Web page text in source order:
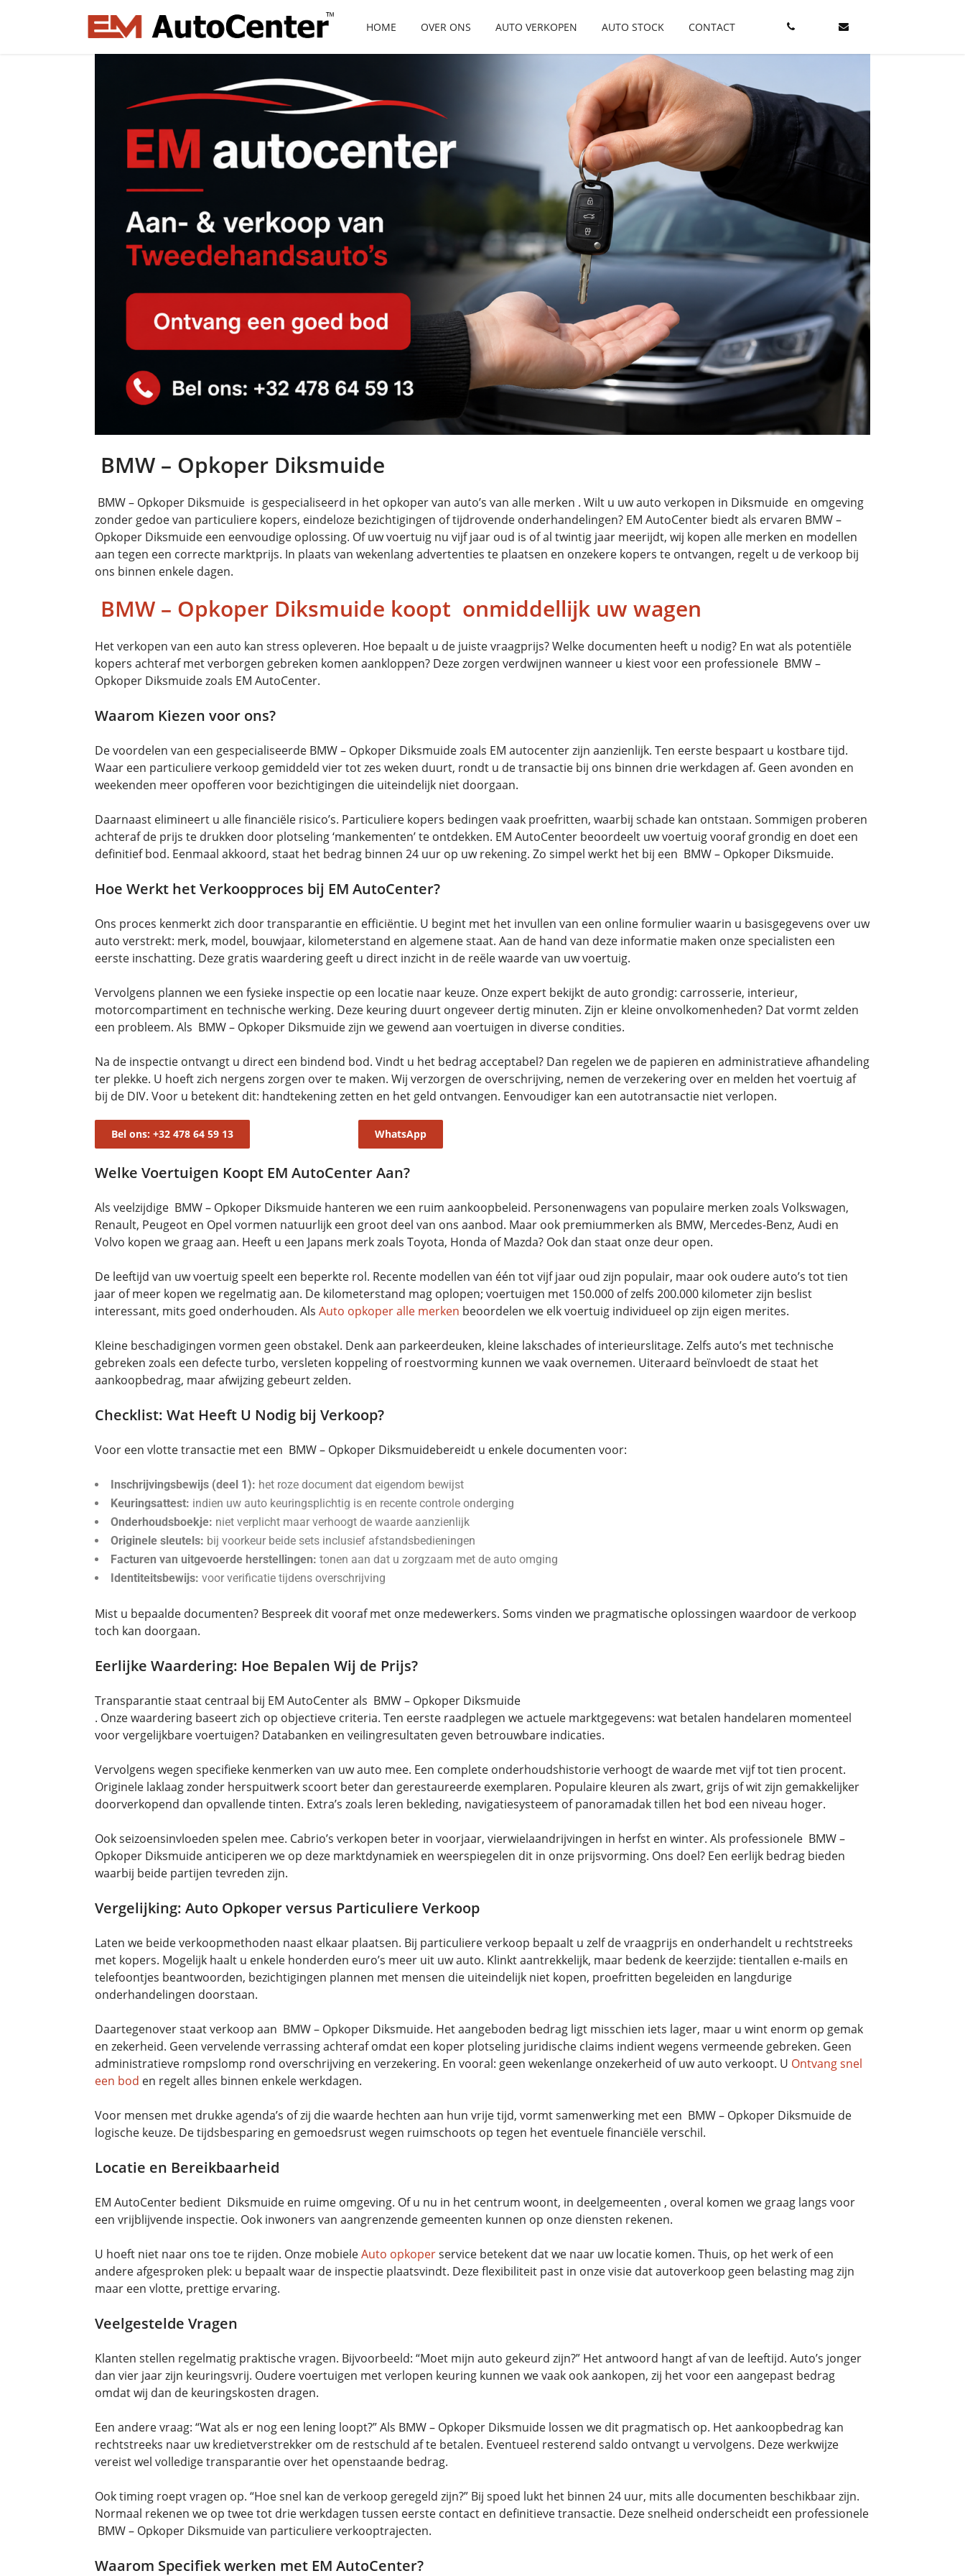
HOME OVER ONS AUTO VERKOPEN AUTO STOCK CONTACT
BMW – Opkoper Diksmuide
BMW – Opkoper Diksmuide is gespecialiseerd in het opkoper van auto’s van alle merken . Wilt u uw auto verkopen in Diksmuide en omgeving
zonder gedoe van particuliere kopers, eindeloze bezichtigingen of tijdrovende onderhandelingen? EM AutoCenter biedt als ervaren BMW –
Opkoper Diksmuide een eenvoudige oplossing. Of uw voertuig nu vijf jaar oud is of al twintig jaar meerijdt, wij kopen alle merken en modellen
aan tegen een correcte marktprijs. In plaats van wekenlang advertenties te plaatsen en onzekere kopers te ontvangen, regelt u de verkoop bij
ons binnen enkele dagen.
BMW – Opkoper Diksmuide koopt onmiddellijk uw wagen
Het verkopen van een auto kan stress opleveren. Hoe bepaalt u de juiste vraagprijs? Welke documenten heeft u nodig? En wat als potentiële
kopers achteraf met verborgen gebreken komen aankloppen? Deze zorgen verdwijnen wanneer u kiest voor een professionele BMW –
Opkoper Diksmuide zoals EM AutoCenter.
Waarom Kiezen voor ons?
De voordelen van een gespecialiseerde BMW – Opkoper Diksmuide zoals EM autocenter zijn aanzienlijk. Ten eerste bespaart u kostbare tijd.
Waar een particuliere verkoop gemiddeld vier tot zes weken duurt, rondt u de transactie bij ons binnen drie werkdagen af. Geen avonden en
weekenden meer opofferen voor bezichtigingen die uiteindelijk niet doorgaan.
Daarnaast elimineert u alle financiële risico’s. Particuliere kopers bedingen vaak proefritten, waarbij schade kan ontstaan. Sommigen proberen
achteraf de prijs te drukken door plotseling ‘mankementen’ te ontdekken. EM AutoCenter beoordeelt uw voertuig vooraf grondig en doet een
definitief bod. Eenmaal akkoord, staat het bedrag binnen 24 uur op uw rekening. Zo simpel werkt het bij een BMW – Opkoper Diksmuide.
Hoe Werkt het Verkoopproces bij EM AutoCenter?
Ons proces kenmerkt zich door transparantie en efficiëntie. U begint met het invullen van een online formulier waarin u basisgegevens over uw
auto verstrekt: merk, model, bouwjaar, kilometerstand en algemene staat. Aan de hand van deze informatie maken onze specialisten een
eerste inschatting. Deze gratis waardering geeft u direct inzicht in de reële waarde van uw voertuig.
Vervolgens plannen we een fysieke inspectie op een locatie naar keuze. Onze expert bekijkt de auto grondig: carrosserie, interieur,
motorcompartiment en technische werking. Deze keuring duurt ongeveer dertig minuten. Zijn er kleine onvolkomenheden? Dat vormt zelden
een probleem. Als BMW – Opkoper Diksmuide zijn we gewend aan voertuigen in diverse condities.
Na de inspectie ontvangt u direct een bindend bod. Vindt u het bedrag acceptabel? Dan regelen we de papieren en administratieve afhandeling
ter plekke. U hoeft zich nergens zorgen over te maken. Wij verzorgen de overschrijving, nemen de verzekering over en melden het voertuig af
bij de DIV. Voor u betekent dit: handtekening zetten en het geld ontvangen. Eenvoudiger kan een autotransactie niet verlopen.
Bel ons: +32 478 64 59 13 WhatsApp
Welke Voertuigen Koopt EM AutoCenter Aan?
Als veelzijdige BMW – Opkoper Diksmuide hanteren we een ruim aankoopbeleid. Personenwagens van populaire merken zoals Volkswagen,
Renault, Peugeot en Opel vormen natuurlijk een groot deel van ons aanbod. Maar ook premiummerken als BMW, Mercedes-Benz, Audi en
Volvo kopen we graag aan. Heeft u een Japans merk zoals Toyota, Honda of Mazda? Ook dan staat onze deur open.
De leeftijd van uw voertuig speelt een beperkte rol. Recente modellen van één tot vijf jaar oud zijn populair, maar ook oudere auto’s tot tien
jaar of meer kopen we regelmatig aan. De kilometerstand mag oplopen; voertuigen met 150.000 of zelfs 200.000 kilometer zijn beslist
interessant, mits goed onderhouden. Als Auto opkoper alle merken beoordelen we elk voertuig individueel op zijn eigen merites.
Kleine beschadigingen vormen geen obstakel. Denk aan parkeerdeuken, kleine lakschades of interieurslitage. Zelfs auto’s met technische
gebreken zoals een defecte turbo, versleten koppeling of roestvorming kunnen we vaak overnemen. Uiteraard beïnvloedt de staat het
aankoopbedrag, maar afwijzing gebeurt zelden.
Checklist: Wat Heeft U Nodig bij Verkoop?
Voor een vlotte transactie met een BMW – Opkoper Diksmuidebereidt u enkele documenten voor:
Inschrijvingsbewijs (deel 1): het roze document dat eigendom bewijst
Keuringsattest: indien uw auto keuringsplichtig is en recente controle onderging
Onderhoudsboekje: niet verplicht maar verhoogt de waarde aanzienlijk
Originele sleutels: bij voorkeur beide sets inclusief afstandsbedieningen
Facturen van uitgevoerde herstellingen: tonen aan dat u zorgzaam met de auto omging
Identiteitsbewijs: voor verificatie tijdens overschrijving
Mist u bepaalde documenten? Bespreek dit vooraf met onze medewerkers. Soms vinden we pragmatische oplossingen waardoor de verkoop
toch kan doorgaan.
Eerlijke Waardering: Hoe Bepalen Wij de Prijs?
Transparantie staat centraal bij EM AutoCenter als BMW – Opkoper Diksmuide
. Onze waardering baseert zich op objectieve criteria. Ten eerste raadplegen we actuele marktgegevens: wat betalen handelaren momenteel
voor vergelijkbare voertuigen? Databanken en veilingresultaten geven betrouwbare indicaties.
Vervolgens wegen specifieke kenmerken van uw auto mee. Een complete onderhoudshistorie verhoogt de waarde met vijf tot tien procent.
Originele laklaag zonder herspuitwerk scoort beter dan gerestaureerde exemplaren. Populaire kleuren als zwart, grijs of wit zijn gemakkelijker
doorverkopend dan opvallende tinten. Extra’s zoals leren bekleding, navigatiesysteem of panoramadak tillen het bod een niveau hoger.
Ook seizoensinvloeden spelen mee. Cabrio’s verkopen beter in voorjaar, vierwielaandrijvingen in herfst en winter. Als professionele BMW –
Opkoper Diksmuide anticiperen we op deze marktdynamiek en weerspiegelen dit in onze prijsvorming. Ons doel? Een eerlijk bedrag bieden
waarbij beide partijen tevreden zijn.
Vergelijking: Auto Opkoper versus Particuliere Verkoop
Laten we beide verkoopmethoden naast elkaar plaatsen. Bij particuliere verkoop bepaalt u zelf de vraagprijs en onderhandelt u rechtstreeks
met kopers. Mogelijk haalt u enkele honderden euro’s meer uit uw auto. Klinkt aantrekkelijk, maar bedenk de keerzijde: tientallen e-mails en
telefoontjes beantwoorden, bezichtigingen plannen met mensen die uiteindelijk niet kopen, proefritten begeleiden en langdurige
onderhandelingen doorstaan.
Daartegenover staat verkoop aan BMW – Opkoper Diksmuide. Het aangeboden bedrag ligt misschien iets lager, maar u wint enorm op gemak
en zekerheid. Geen vervelende verrassing achteraf omdat een koper plotseling juridische claims indient wegens vermeende gebreken. Geen
administratieve rompslomp rond overschrijving en verzekering. En vooral: geen wekenlange onzekerheid of uw auto verkoopt. U Ontvang snel
een bod en regelt alles binnen enkele werkdagen.
Voor mensen met drukke agenda’s of zij die waarde hechten aan hun vrije tijd, vormt samenwerking met een BMW – Opkoper Diksmuide de
logische keuze. De tijdsbesparing en gemoedsrust wegen ruimschoots op tegen het eventuele financiële verschil.
Locatie en Bereikbaarheid
EM AutoCenter bedient Diksmuide en ruime omgeving. Of u nu in het centrum woont, in deelgemeenten , overal komen we graag langs voor
een vrijblijvende inspectie. Ook inwoners van aangrenzende gemeenten kunnen op onze diensten rekenen.
U hoeft niet naar ons toe te rijden. Onze mobieleAuto opkoperservice betekent dat we naar uw locatie komen. Thuis, op het werk of een
andere afgesproken plek: u bepaalt waar de inspectie plaatsvindt. Deze flexibiliteit past in onze visie dat autoverkoop geen belasting mag zijn
maar een vlotte, prettige ervaring.
Veelgestelde Vragen
Klanten stellen regelmatig praktische vragen. Bijvoorbeeld: “Moet mijn auto gekeurd zijn?” Het antwoord hangt af van de leeftijd. Auto’s jonger
dan vier jaar zijn keuringsvrij. Oudere voertuigen met verlopen keuring kunnen we vaak ook aankopen, zij het voor een aangepast bedrag
omdat wij dan de keuringskosten dragen.
Een andere vraag: “Wat als er nog een lening loopt?” Als BMW – Opkoper Diksmuide lossen we dit pragmatisch op. Het aankoopbedrag kan
rechtstreeks naar uw kredietverstrekker om de restschuld af te betalen. Eventueel resterend saldo ontvangt u vervolgens. Deze werkwijze
vereist wel volledige transparantie over het openstaande bedrag.
Ook timing roept vragen op. “Hoe snel kan de verkoop geregeld zijn?” Bij spoed lukt het binnen 24 uur, mits alle documenten beschikbaar zijn.
Normaal rekenen we op twee tot drie werkdagen tussen eerste contact en definitieve transactie. Deze snelheid onderscheidt een professionele
BMW – Opkoper Diksmuide van particuliere verkooptrajecten.
Waarom Specifiek werken met EM AutoCenter?